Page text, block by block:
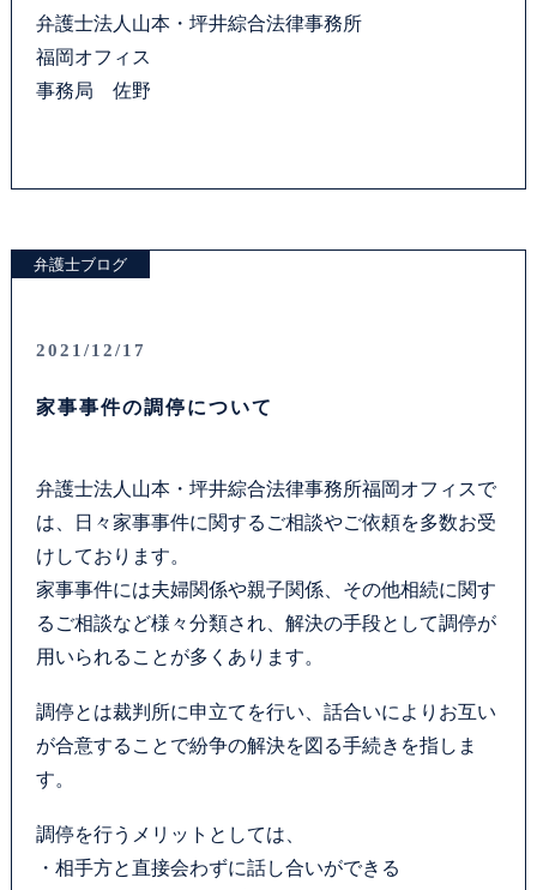
弁護士ブログ
サマークラーク・ウィンタークラーク募集
お電話はこちらから
弁護士法人山本・坪井綜合法律事務所
福岡オフィス
事務局 佐野
弁護士ブログ
2021/12/17
家事事件の調停について
弁護士法人山本・坪井綜合法律事務所福岡オフィスで
は、日々家事事件に関するご相談やご依頼を多数お受
けしております。
家事事件には夫婦関係や親子関係、その他相続に関す
るご相談など様々分類され、解決の手段として調停が
用いられることが多くあります。
調停とは裁判所に申立てを行い、話合いによりお互い
が合意することで紛争の解決を図る手続きを指しま
す。
調停を行うメリットとしては、
・相手方と直接会わずに話し合いができる